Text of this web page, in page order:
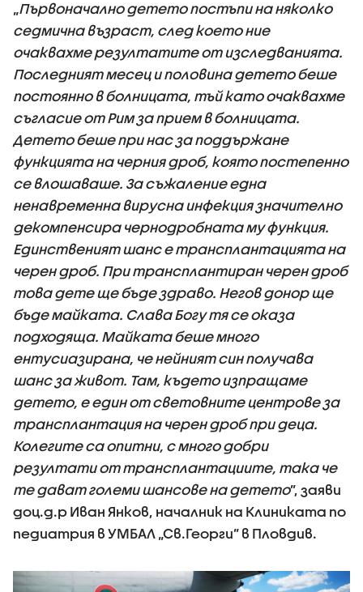
„Първоначално детето постъпи на няколко
седмична възраст, след което ние
очаквахме резултатите от изследванията.
Последният месец и половина детето беше
постоянно в болницата, тъй като очаквахме
съгласие от Рим за прием в болницата.
Детето беше при нас за поддържане
функцията на черния дроб, която постепенно
се влошаваше. За съжаление една
ненавременна вирусна инфекция значително
декомпенсира чернодробната му функция.
Единственият шанс е трансплантацията на
черен дроб. При трансплантиран черен дроб
това дете ще бъде здраво. Негов донор ще
бъде майката. Слава Богу тя се оказа
подходяща. Майката беше много
ентусиазирана, че нейният син получава
шанс за живот. Там, където изпращаме
детето, е един от световните центрове за
трансплантация на черен дроб при деца.
Колегите са опитни, с много добри
резултати от трансплантациите, така че
те дават големи шансове на детето”, заяви
доц.д.р Иван Янков, началник на Клиниката по
педиатрия в УМБАЛ „Св.Георги” в Пловдив.